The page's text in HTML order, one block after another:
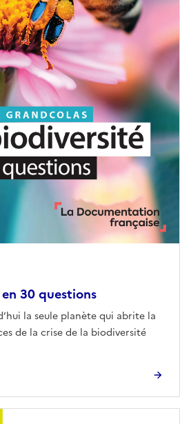
30 questions
la seule planète qui abrite la
de la crise de la biodiversité